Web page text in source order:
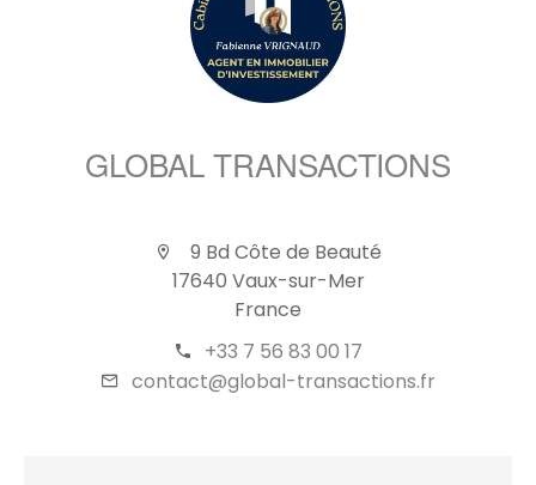
GLOBAL TRANSACTIONS
9 Bd Côte de Beauté
17640 Vaux-sur-Mer
France
+33 7 56 83 00 17
contact@global-transactions.fr